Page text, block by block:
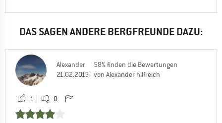
Materialschlaufenposition
Sportklettern
Indoorklettern
Allround
Ultraleicht
Ja, ich würde das Produkt einem Freund empfehlen
Indoorklettern
Ja, ich würde das Produkt einem Freund empfehlen
DAS SAGEN ANDERE BERGFREUNDE DAZU:
Alexander
21.02.2015
58% finden die Bewertungen
von Alexander hilfreich
1 0